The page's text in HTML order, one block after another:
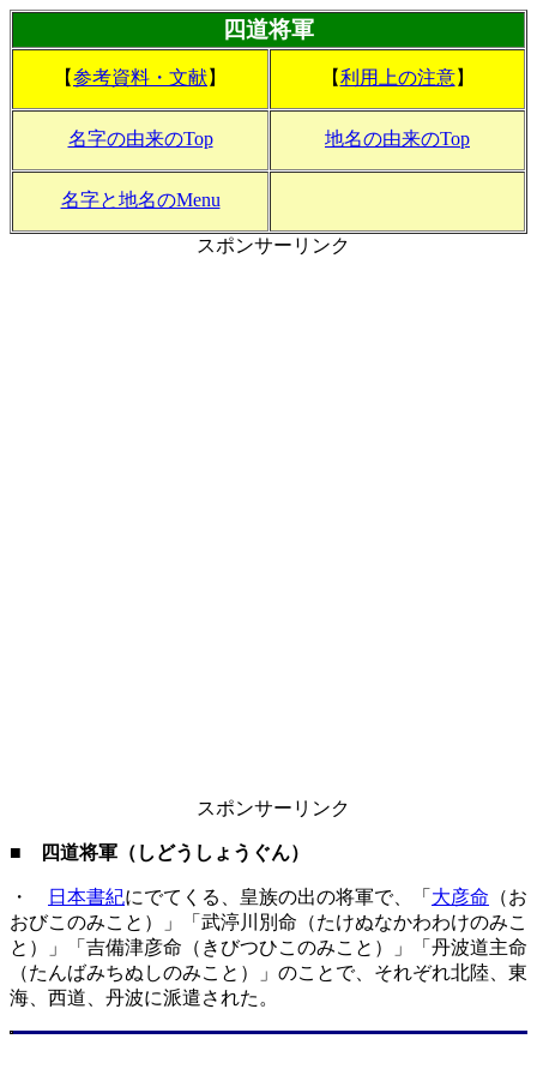
四道将軍
【参考資料・文献】 【利用上の注意】
名字の由来のTop 地名の由来のTop
名字と地名のMenu
スポンサーリンク
スポンサーリンク
■ 四道将軍（しどうしょうぐん）
・ 日本書紀にでてくる、皇族の出の将軍で、「 大彦命 （お
おびこのみこと）」「武渟川別命（たけぬなかわわけのみこ
と）」「吉備津彦命（きびつひこのみこと）」「丹波道主命
（たんばみちぬしのみこと）」のことで、それぞれ北陸、東
海、西道、丹波に派遣された。